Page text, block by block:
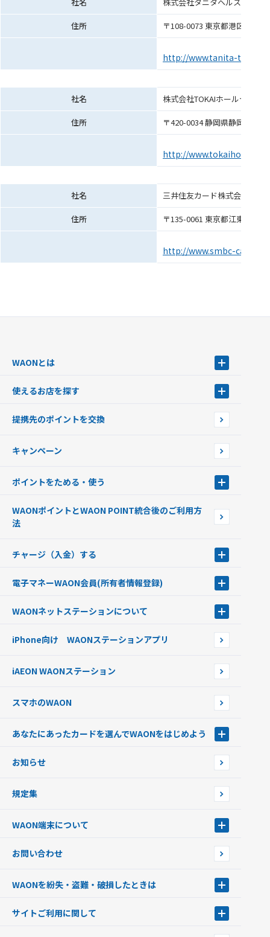
住所 〒108-0073 東京都港区三田
http://www.tanita-
社名 株式会社TOKAIホールディン
住所 〒420-0034 静岡県静岡市葵
http://
社名 三井住友カード株式会社
住所 〒135-0061 東京都江東区豊
http://www.smbc-
WAONとは
WAONを申込む
インターネット上でのお買い物について（ネット決済）
使えるお店を探す
店舗検索
イオン銀行ATM設置場所
提携先のポイントを交換
キャンペーン
ポイントをためる・使う
ポイントの有効期限について
WAONポイントとWAON POINT統合後のご利用方
法
チャージ（入金）する
現金でチャージする
銀行口座・ATMからチャージする
オートチャージ
ポイントからチャージする
チャージ上限金額の変更について
電子マネーWAON会員(所有者情報登録)
WAON POINTサービス会員登録に伴う個人データの共同利用のお知
WAONネットステーションについて
WAONネットステーションWAON端末について
iPhone向け WAONステーションアプリ
iAEON WAONステーション
スマホのWAON
あなたにあったカードを選んでWAONをはじめよう
フードバンク応援WAON
ご当地WAON
G.G WAON
WAONカード・WAONカードプラス
モバイルWAON
提携WAONカード
お知らせ
規定集
WAON端末について
WAONネットステーション
新型WAONステーション
WAONチャージャーmini
お問い合わせ
WAONを紛失・盗難・破損したときは
WAONカードの拾得について
サイトご利用に関して